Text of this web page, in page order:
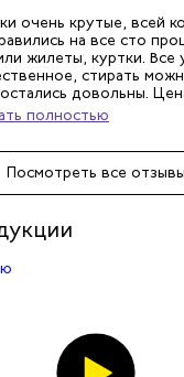
очень крутые, всей
на все сто
жилеты, куртки. Все
стирать
довольны.
полностью
Посмотреть все отзывы